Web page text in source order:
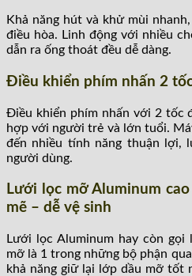
Khả năng hút và khử mùi
điều hòa. Linh động với nhiều
dẫn ra ống thoát đều dễ dàng.
Điều khiển phím nhấn 2
Điều khiển phím nhấn với 2 tốc
hợp với người trẻ và lớn tuổi.
đến nhiều tính năng thuận lợi,
người dùng.
Lưới lọc mỡ Aluminum
mẽ – dễ vệ sinh
Lưới lọc Aluminum hay còn
mỡ là 1 trong những bộ phận
khả năng giữ lại lớp dầu mỡ tốt